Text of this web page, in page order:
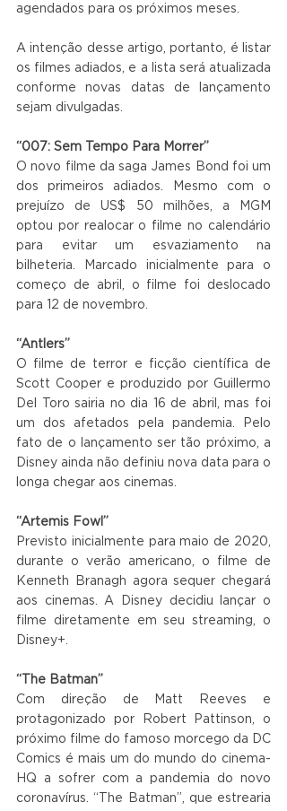
agendados para os próximos meses.
A intenção desse artigo, portanto, é listar
os filmes adiados, e a lista será atualizada
conforme novas datas de lançamento
sejam divulgadas.
“007: Sem Tempo Para Morrer”
O novo filme da saga James Bond foi um
dos primeiros adiados. Mesmo com o
prejuízo de US$ 50 milhões, a MGM
optou por realocar o filme no calendário
para evitar um esvaziamento na
bilheteria. Marcado inicialmente para o
começo de abril, o filme foi deslocado
para 12 de novembro.
“Antlers”
O filme de terror e ficção científica de
Scott Cooper e produzido por Guillermo
Del Toro sairia no dia 16 de abril, mas foi
um dos afetados pela pandemia. Pelo
fato de o lançamento ser tão próximo, a
Disney ainda não definiu nova data para o
longa chegar aos cinemas.
“Artemis Fowl”
Previsto inicialmente para maio de 2020,
durante o verão americano, o filme de
Kenneth Branagh agora sequer chegará
aos cinemas. A Disney decidiu lançar o
filme diretamente em seu streaming, o
Disney+.
“The Batman”
Com direção de Matt Reeves e
protagonizado por Robert Pattinson, o
próximo filme do famoso morcego da DC
Comics é mais um do mundo do cinema-
HQ a sofrer com a pandemia do novo
coronavírus. “The Batman”, que estrearia